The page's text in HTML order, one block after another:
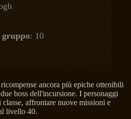
gruppo: 10
ancora più epiche ottenibili
boss dell'incursione. I personaggi
affrontare nuove missioni e
livello 40.